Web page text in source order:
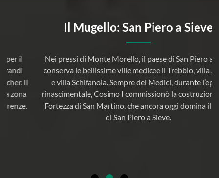
Il Mugello: San Piero a Sieve
Nei pressi di Monte Morello, il paese di San Piero a Sieve
conserva le bellissime ville medicee il Trebbio, villa Adami
e villa Schifanoia. Sempre dei Medici, durante l’epoca
rinascimentale, Cosimo I commissionò la costruzione della
Fortezza di San Martino, che ancora oggi domina il borgo
di San Piero a Sieve.